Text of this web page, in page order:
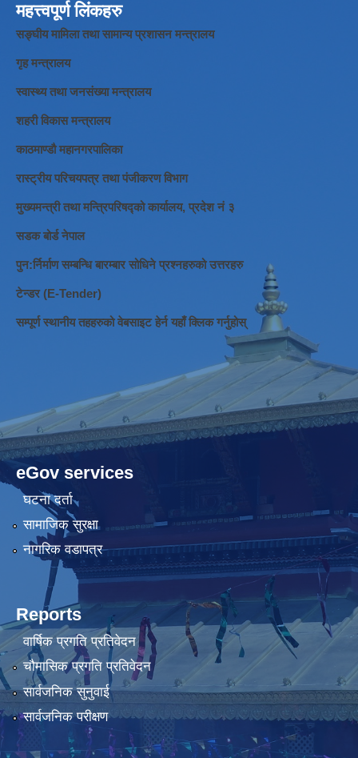
महत्त्वपूर्ण लिंकहरु
सङ्घीय मामिला तथा सामान्य प्रशासन मन्त्रालय
गृह मन्त्रालय
स्वास्थ्य तथा जनसंख्या मन्त्रालय
शहरी विकास मन्त्रालय
काठमाण्डौ महानगरपालिका
रास्ट्रीय परिचयपत्र तथा पंजीकरण विभाग
मुख्यमन्त्री तथा मन्त्रिपरिषद्को कार्यालय, प्रदेश नं ३
सडक बोर्ड नेपाल
पुन:र्निर्माण सम्बन्धि बारम्बार सोधिने प्रश्नहरुको उत्तरहरु
टेन्डर (E-Tender)
सम्पूर्ण स्थानीय तहहरुको वेबसाइट हेर्न यहाँ क्लिक गर्नुहोस्
eGov services
घटना दर्ता
सामाजिक सुरक्षा
नागरिक वडापत्र
Reports
वार्षिक प्रगति प्रतिवेदन
चौमासिक प्रगति प्रतिवेदन
सार्वजनिक सुनुवाई
सार्वजनिक परीक्षण